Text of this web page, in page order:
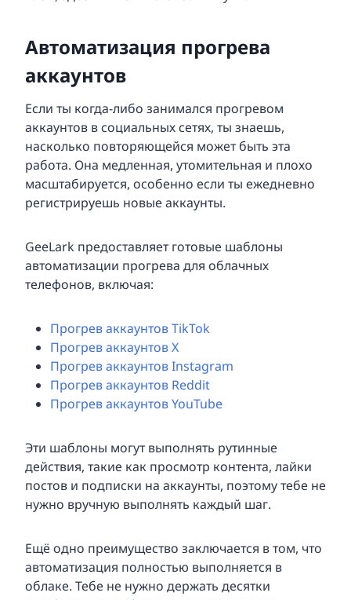
Автоматизация прогрева
аккаунтов
Если ты когда-либо занимался прогревом
аккаунтов в социальных сетях, ты знаешь,
насколько повторяющейся может быть эта
работа. Она медленная, утомительная и плохо
масштабируется, особенно если ты ежедневно
регистрируешь новые аккаунты.
GeeLark предоставляет готовые шаблоны
автоматизации прогрева для облачных
телефонов, включая:
Прогрев аккаунтов TikTok
Прогрев аккаунтов X
Прогрев аккаунтов Instagram
Прогрев аккаунтов Reddit
Прогрев аккаунтов YouTube
Эти шаблоны могут выполнять рутинные
действия, такие как просмотр контента, лайки
постов и подписки на аккаунты, поэтому тебе не
нужно вручную выполнять каждый шаг.
Ещё одно преимущество заключается в том, что
автоматизация полностью выполняется в
облаке. Тебе не нужно держать десятки